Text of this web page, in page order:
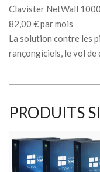
Clavister NetWall
82,00 € par mois
La solution contre les
rançongiciels, le vol de
PRODUITS